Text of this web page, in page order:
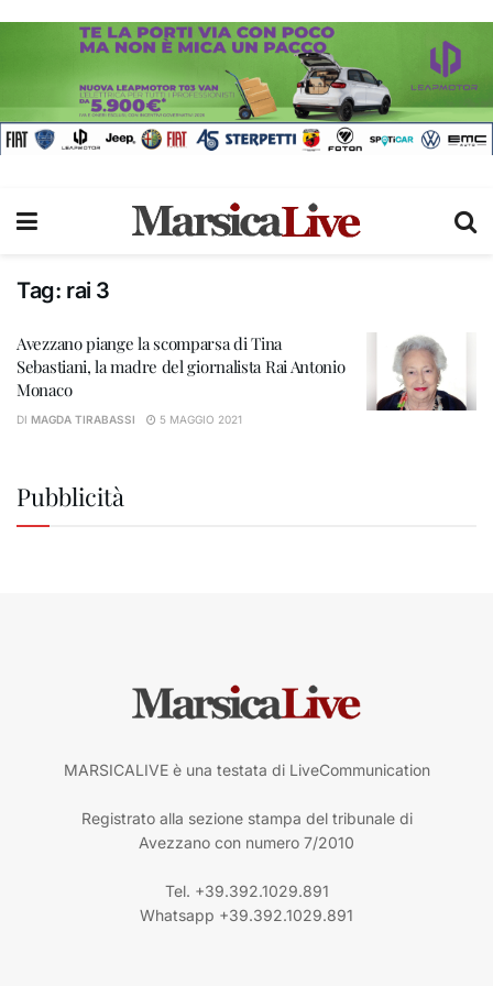
Tag: rai 3
Avezzano piange la scomparsa di Tina
Sebastiani, la madre del giornalista Rai Antonio
Monaco
DI MAGDA TIRABASSI 5 MAGGIO 2021
Pubblicità
MARSICALIVE è una testata di LiveCommunication
Registrato alla sezione stampa del tribunale di
Avezzano con numero 7/2010
Tel. +39.392.1029.891
Whatsapp +39.392.1029.891